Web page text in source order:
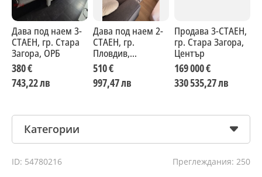
Дава под наем 3-
СТАЕН, гр. Стара
Загора, ОРБ
380 €
743,22 лв
Дава под наем 2-
СТАЕН, гр.
Пловдив,
Кършияка
510 €
997,47 лв
Продава 3-СТАЕН,
гр. Стара Загора,
Център
169 000 €
330 535,27 лв
Категории
ID: 54780216 Преглеждания: 250